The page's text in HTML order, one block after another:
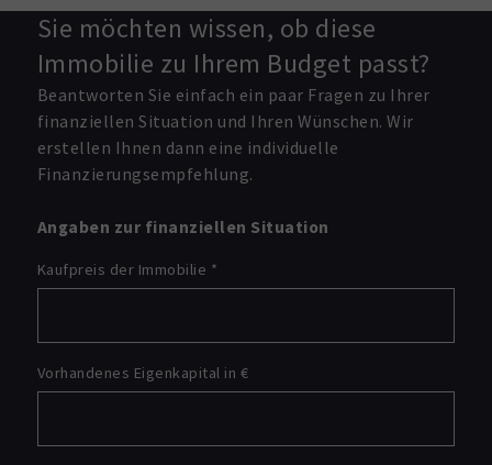
Sie möchten wissen, ob diese
Immobilie zu Ihrem Budget passt?
Beantworten Sie einfach ein paar Fragen zu Ihrer
finanziellen Situation und Ihren Wünschen. Wir
erstellen Ihnen dann eine individuelle
Finanzierungsempfehlung.
Angaben zur finanziellen Situation
Kaufpreis der Immobilie *
Vorhandenes Eigenkapital in €